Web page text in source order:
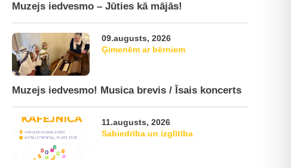
Muzejs iedvesmo – Jūties kā mājās!
09.augusts, 2026
Ģimenēm ar bērniem
Muzejs iedvesmo! Musica brevis / Īsais koncerts
11.augusts, 2026
Sabiedrība un izglītība